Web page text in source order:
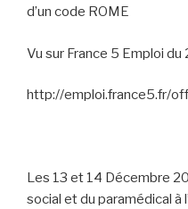
d’un code ROME
Vu sur France 5 Emploi du
http://emploi.france5.fr/
Les 13 et 14 Décembre
social et du paramédical à